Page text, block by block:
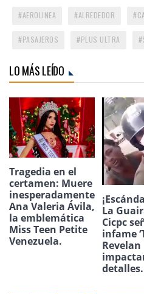
AEROLINEA ALREDEDOR
PASAJEROS PLUS ULTRA
LO MÁS LEÍDO
Tragedia en el
certamen: Muere
inesperadamente
Ana Valeria Ávila,
la emblemática
Miss Teen Petite
Venezuela.
La
Cicpc
infame
Revelan
detalles.